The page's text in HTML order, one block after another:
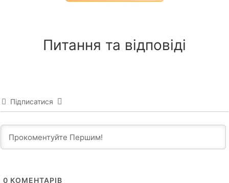
Питання та відповіді
Підписатися
0 КОМЕНТАРІВ